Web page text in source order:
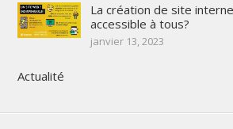
La création de site
accessible à tous?
janvier 13, 2023
Actualité